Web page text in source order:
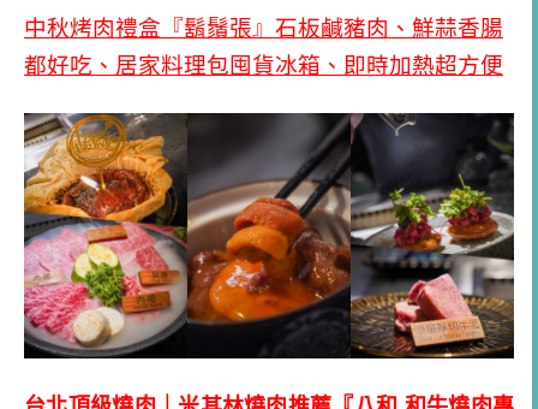
中秋烤肉禮盒『鬍鬚張』石板鹹豬肉、鮮蒜香腸
都好吃、居家料理包囤貨冰箱、即時加熱超方便